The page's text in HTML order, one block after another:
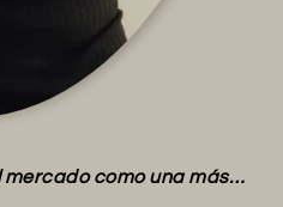
mercado como una más…